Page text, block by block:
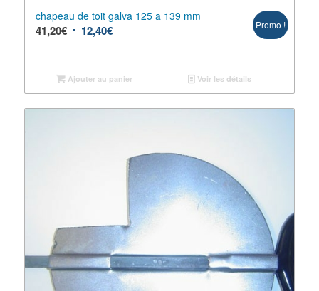
chapeau de toit galva 125 a 139 mm
41,20€ 12,40€ Promo !
Ajouter au panier Voir les détails